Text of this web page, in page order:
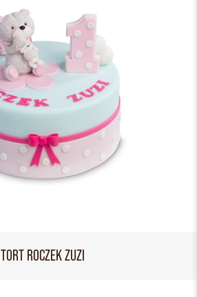
TORT ROCZEK ZUZI